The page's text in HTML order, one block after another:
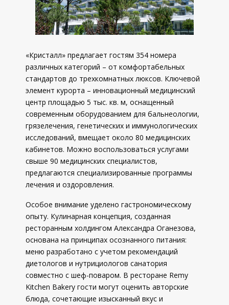
«Кристалл» предлагает гостям 354 номера
различных категорий – от комфортабельных
стандартов до трехкомнатных люксов. Ключевой
элемент курорта – инновационный медицинский
центр площадью 5 тыс. кв. м, оснащенный
современным оборудованием для бальнеологии,
грязелечения, генетических и иммунологических
исследований, вмещает около 80 медицинских
кабинетов. Можно воспользоваться услугами
свыше 90 медицинских специалистов,
предлагаются специализированные программы
лечения и оздоровления.
Особое внимание уделено гастрономическому
опыту. Кулинарная концепция, созданная
ресторанным холдингом Александра Оганезова,
основана на принципах осознанного питания:
меню разработано с учетом рекомендаций
диетологов и нутрициологов санатория
совместно с шеф-поваром. В ресторане Remy
Kitchen Bakery гости могут оценить авторские
блюда, сочетающие изысканный вкус и